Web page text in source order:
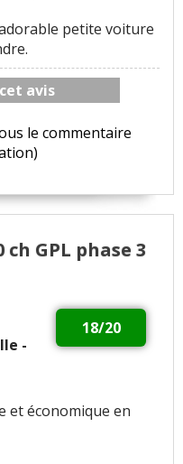
petite voiture
avis
le commentaire
GPL phase 3
18/20
-
et économique en